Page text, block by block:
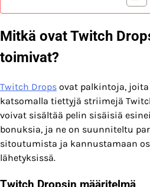
Mitkä ovat Twitch
toimivat?
Twitch Drops ovat palkintoja,
katsomalla tiettyjä striimejä
voivat sisältää pelin sisäisiä
bonuksia, ja ne on suunniteltu
sitoutumista ja kannustamaan
lähetyksissä.